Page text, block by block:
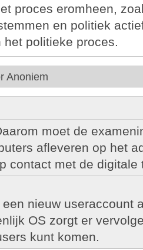
proces eromheen,
en politiek
politieke proces.
Anoniem
moet de
afleveren op het
contact met de digitale
nieuw useraccount
OS zorgt er
kunt komen.